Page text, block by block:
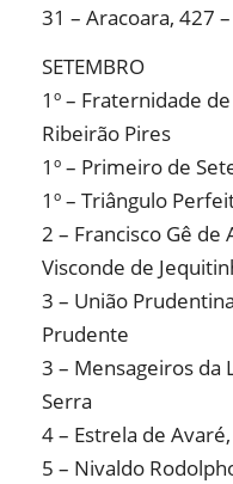
31 – Aracoara, 427
SETEMBRO
1º – Fraternidade
Ribeirão Pires
1º – Primeiro de
1º – Triângulo
2 – Francisco Gê de
Visconde de
3 – União
Prudente
3 – Mensageiros da
Serra
4 – Estrela de
5 – Nivaldo